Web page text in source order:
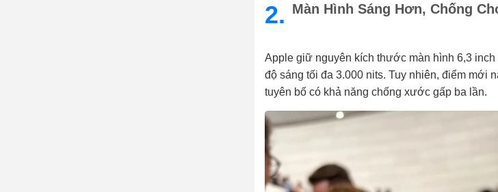
2. Màn Hình Sáng Hơn, Chống
Apple giữ nguyên kích thước màn hình 6,3
độ sáng tối đa 3.000 nits. Tuy nhiên, điểm
tuyên bố có khả năng chống xước gấp ba lần.